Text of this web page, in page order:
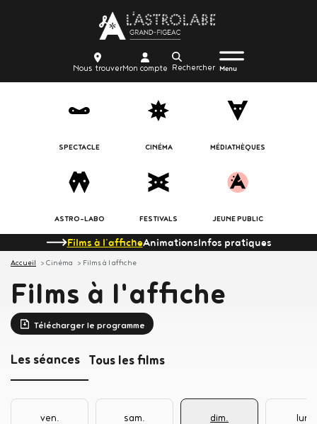
au
principal
Body
trouver
Nous trouvercompte
Mon compte
Recherche
Menu
burger
Body
icon_trigger
Menu
SPECTACLE CINÉMA MÉDIATHÈQUES
ASTRO-LABO FESTIVALS JEUNE PUBLIC
Films à l'afficheAnimationsInfos pratiques
Accueil Cinéma Films à l affiche
Films à l'affiche
Télécharger le programme
Les séances Tous les films
ven. sam. dim. lun.